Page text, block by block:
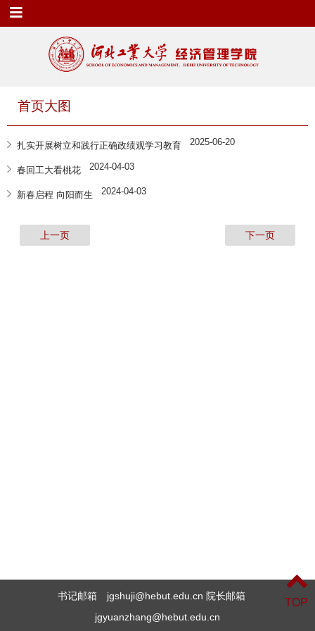
首页大图
扎实开展树立和践行正确政绩观学习教育 2025-06-20
春回工大看桃花 2024-04-03
新春启程 向阳而生 2024-04-03
上一页 下一页
书记邮箱 jgshuji@hebut.edu.cn 院长邮箱
jgyuanzhang@hebut.edu.cn
TOP